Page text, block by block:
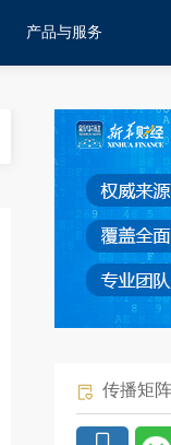
产品与服务
传播矩阵